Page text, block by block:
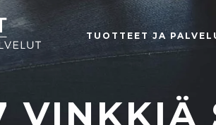
TUOTTEET JA
VINKKIÄ